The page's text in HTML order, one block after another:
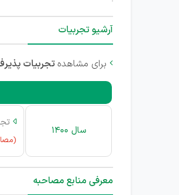
آرشیو تجربیات
 برای مشاهده تجربیات
سال 1400

معرفی منابع مصاحبه